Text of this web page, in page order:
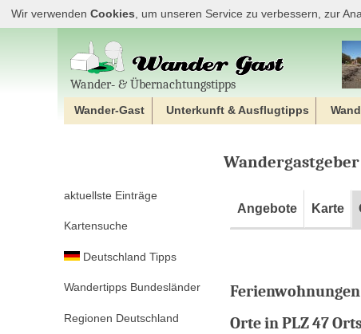
Wir verwenden Cookies , um unseren Service zu verbessern, zur
Wander‐ & Übernachtungstipps
Wander-Gast Unterkunft & Ausflugtipps
aktuellste Einträge
Kartensuche
Deutschland Tipps
Wandertipps Bundesländer
Regionen Deutschland
Angebote Karte
Orte in PLZ 47